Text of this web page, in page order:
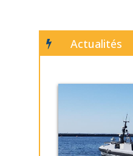
Actualités